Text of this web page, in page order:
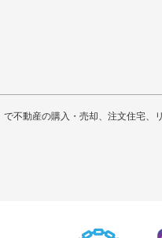
不動産の購入・売却、注文住宅